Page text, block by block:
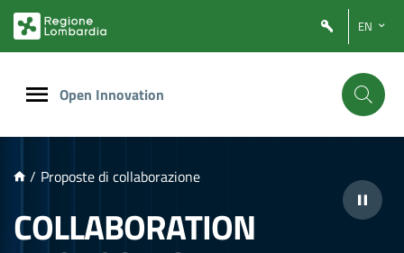
PRINCIPALE
EN
Open Innovation
/ Proposte di collaborazione
COLLABORATION